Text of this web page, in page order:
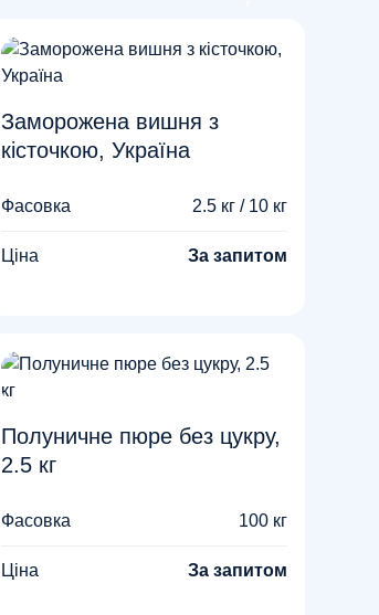
Заморожена вишня з
кісточкою, Україна
Фасовка 2.5 кг / 10 кг
Ціна За запитом
Полуничне пюре без цукру,
2.5 кг
Фасовка 100 кг
Ціна За запитом